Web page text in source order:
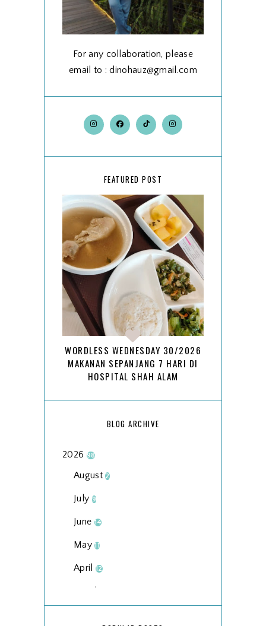
For any collaboration, please
email to : dinohauz@gmail.com
FEATURED POST
WORDLESS WEDNESDAY 30/2026
MAKANAN SEPANJANG 7 HARI DI
HOSPITAL SHAH ALAM
BLOG ARCHIVE
2026 98
August2
July 9
June 14
May11
April 12
March